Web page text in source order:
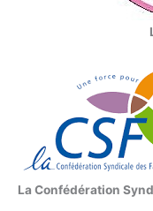
La Confédération